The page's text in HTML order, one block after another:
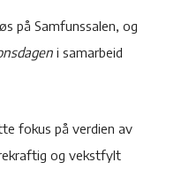
på Samfunssalen, og
i samarbeid
fokus på verdien av
og vekstfylt